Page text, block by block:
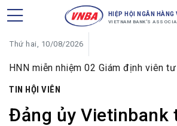
HIỆP HỘI NGÂN HÀNG
VIETNAM BANK'S
Thứ hai, 10/08/2026
nhiệm 02 Giám định viên tư pháp
TIN HỘI VIÊN
Đảng ủy Vietinbank